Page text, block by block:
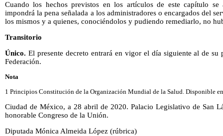
Cuando los hechos previstos en los artículos de este capítulo se
impondrá la pena señalada a los administradores o encargados del
los mismos y a quienes, conociéndolos y pudiendo remediarlo, no
Transitorio
Único. El presente decreto entrará en vigor el día siguiente al de
Federación.
Nota
1 Principios Constitución de la Organización Mundial de la Salud. Disponible
Ciudad de México, a 28 abril de 2020. Palacio Legislativo de San
honorable Congreso de la Unión.
Diputada Mónica Almeida López (rúbrica)